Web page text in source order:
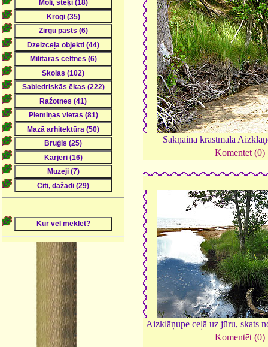
Sakņainā krastmala
Komentēt (0)
Aizklāņupe ceļā uz jūru, skats
Komentēt (0)